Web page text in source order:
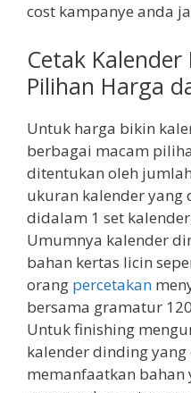
cost kampanye anda
Cetak
Pilihan Harga
Untuk harga bikin
berbagai macam
ditentukan oleh
ukuran kalender yang
didalam 1 set
Umumnya kalender
bahan kertas licin
orang percetakan
bersama gramatur
Untuk finishing
kalender dinding
memanfaatkan bahan